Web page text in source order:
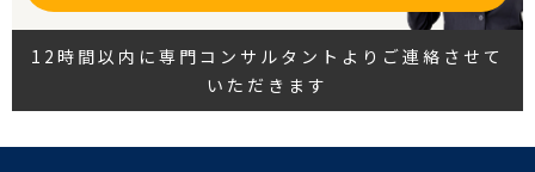
12時間以内に専門コンサルタントよりご連絡させて
いただきます